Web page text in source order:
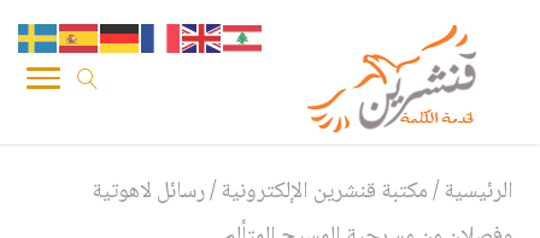
الرئيسية/مكتبة قنشرين الإلكترونية/رسائل لاهوتية